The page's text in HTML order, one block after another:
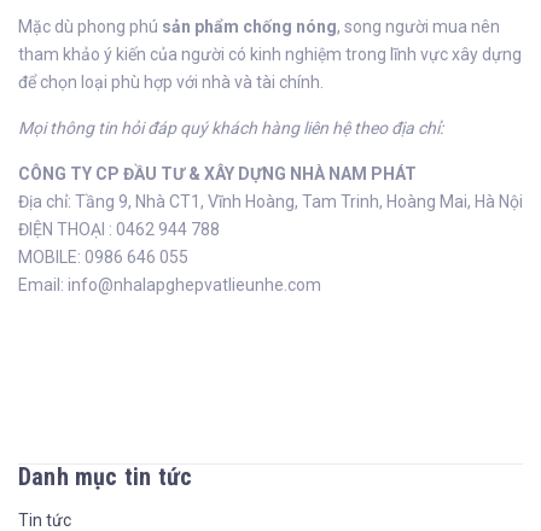
Mặc dù phong phú sản phẩm chống nóng, song người mua nên
tham khảo ý kiến của người có kinh nghiệm trong lĩnh vực xây dựng
để chọn loại phù hợp với nhà và tài chính.
Mọi thông tin hỏi đáp quý khách hàng liên hệ theo địa chỉ:
CÔNG TY CP ĐẦU TƯ & XÂY DỰNG NHÀ NAM PHÁT
Địa chỉ: Tầng 9, Nhà CT1, Vĩnh Hoàng, Tam Trinh, Hoàng Mai, Hà Nội
ĐIỆN THOẠI : 0462 944 788
MOBILE: 0986 646 055
Email: info@nhalapghepvatlieunhe.com
Danh mục tin tức
Tin tức